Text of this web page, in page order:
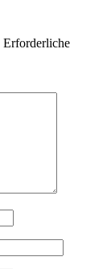
Erforderliche